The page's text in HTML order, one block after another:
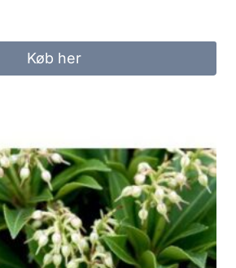
Køb her